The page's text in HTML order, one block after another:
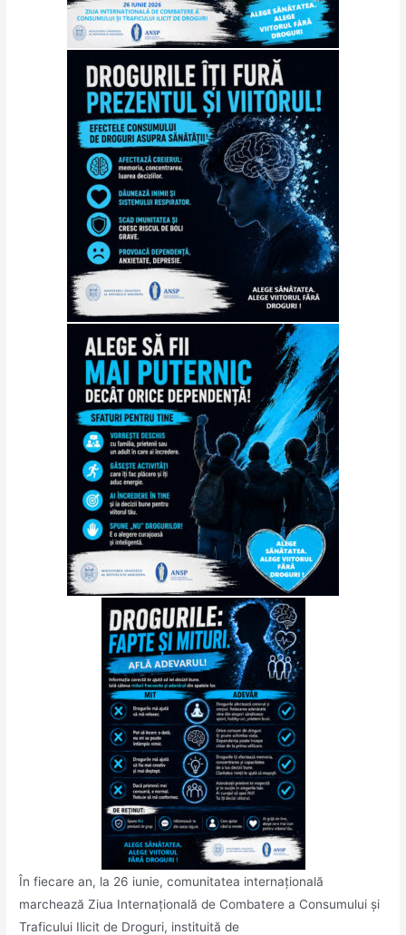
În fiecare an, la 26 iunie, comunitatea internațională
marchează Ziua Internațională de Combatere a Consumului și
Traficului Ilicit de Droguri, instituită de